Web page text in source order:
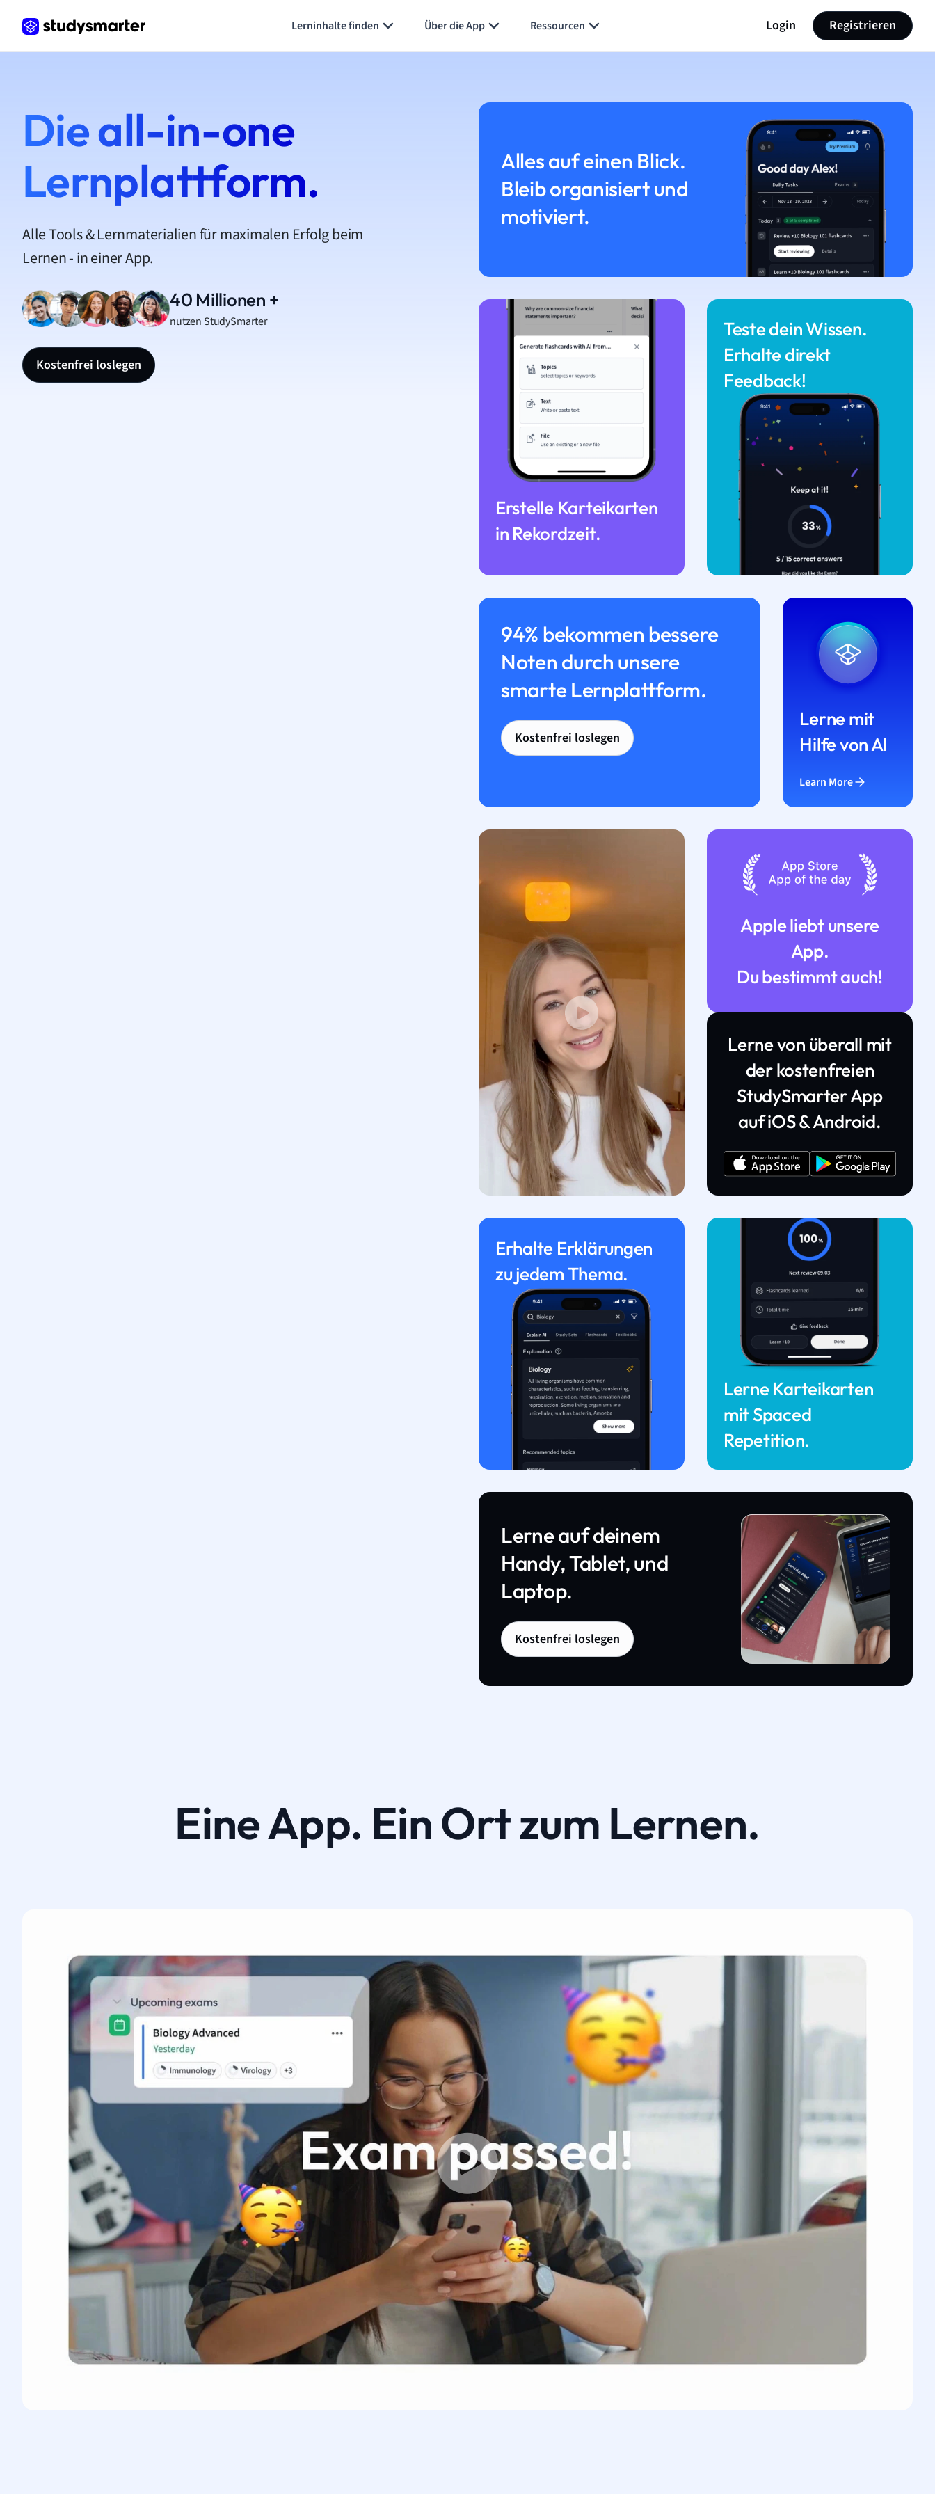
Lerninhalte finden Über die App Ressourcen Login Registrieren
Die all-in-one
Lernplattform.
Alle Tools & Lernmaterialien für maximalen Erfolg beim
Lernen - in einer App.
40 Millionen +
nutzen StudySmarter
Kostenfrei loslegen
Alles auf einen Blick.
Bleib organisiert und
motiviert.
Erstelle Karteikarten
in Rekordzeit.
Teste dein Wissen.
Erhalte direkt
Feedback!
94% bekommen bessere
Noten durch unsere
smarte Lernplattform.
Kostenfrei loslegen
Lerne mit
Hilfe von AI
Learn More
Apple liebt unsere
App.
Du bestimmt auch!
Lerne von überall mit
der kostenfreien
StudySmarter App
auf iOS & Android.
Erhalte Erklärungen
zu jedem Thema.
Lerne Karteikarten
mit Spaced
Repetition.
Lerne auf deinem
Handy, Tablet, und
Laptop.
Kostenfrei loslegen
Eine App. Ein Ort zum Lernen.